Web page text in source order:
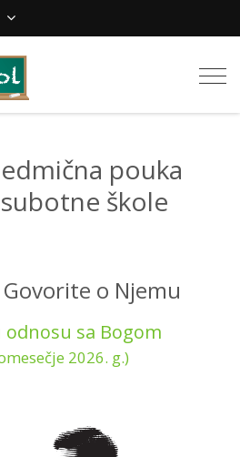
pouka
subotne škole
o Njemu
odnosu sa Bogom
2026. g.)